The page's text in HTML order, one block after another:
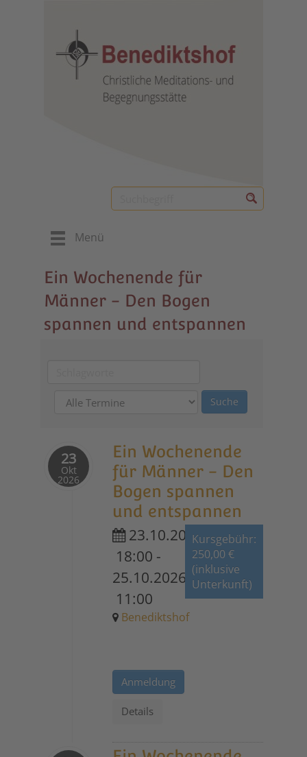
Menü
Ein Wochenende für
Männer - Den Bogen
spannen und entspannen
23
Okt
2026
Ein Wochenende
für Männer - Den
Bogen spannen
und entspannen
23.10.2026
18:00 -
25.10.2026
11:00
Benediktshof
Kursgebühr:
250,00 €
(inklusive
Unterkunft)
Anmeldung
Details